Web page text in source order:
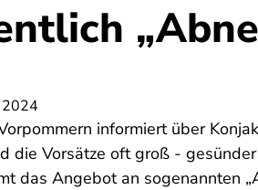
2024
informiert über
die Vorsätze oft groß -
das Angebot an sogenannten